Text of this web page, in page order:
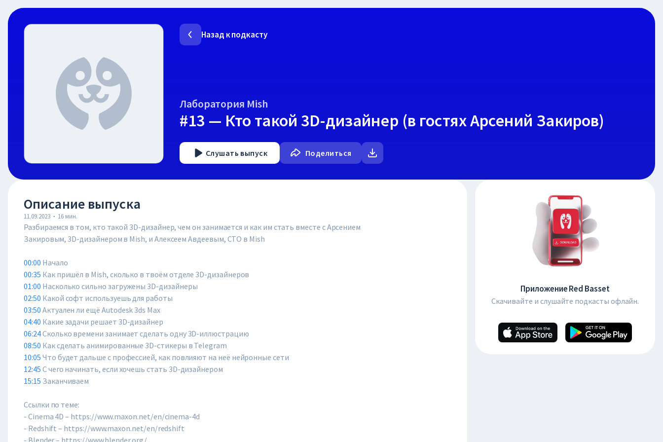
Назад к подкасту
Лаборатория Mish
#13 — Кто такой 3D-дизайнер (в гостях Арсений Закиров)
Слушать выпуск Поделиться
Описание выпуска
11.09.2023 · 16 мин.
Разбираемся в том, кто такой 3D-дизайнер, чем он занимается и как им стать вместе с Арсением
Закировым, 3D-дизайнером в Mish, и Алексеем Авдеевым, CTO в Mish
00:00 Начало
00:35 Как пришёл в Mish, сколько в твоём отделе 3D-дизайнеров
01:00 Насколько сильно загружены 3D-дизайнеры
02:50 Какой софт используешь для работы
03:50 Актуален ли ещё Autodesk 3ds Max
04:40 Какие задачи решает 3D-дизайнер
06:24Сколько времени занимает сделать одну 3D-иллюстрацию
08:50 Как сделать анимированные 3D-стикеры в Telegram
10:05 Что будет дальше с профессией, как повлияют на неё нейронные сети
12:45 С чего начинать, если хочешь стать 3D-дизайнером
15:15 Заканчиваем
Ссылки по теме:
- Cinema 4D – https://www.maxon.net/en/cinema-4d
- Redshift – https://www.maxon.net/en/redshift
- Blender – https://www.blender.org/
Приложение Red Basset
Скачивайте и слушайте подкасты офлайн.